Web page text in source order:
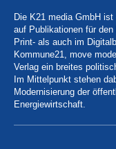
Die K21 media GmbH
auf Publikationen für
Print- als auch im
Kommune21, move
Verlag ein breites
Im Mittelpunkt stehen
Modernisierung der
Energiewirtschaft.